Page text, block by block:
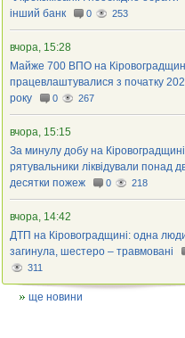
інший банк
0 253
вчора, 15:28
Майже 700 ВПО на
працевлаштувалися з початку
року
0 267
вчора, 15:15
За минулу добу на Кіровоградщині
рятувальники ліквідували понад
десятки пожеж
0 218
вчора, 14:42
ДТП на Кіровоградщині: одна
загинула, шестеро – травмовані
311
ще новини